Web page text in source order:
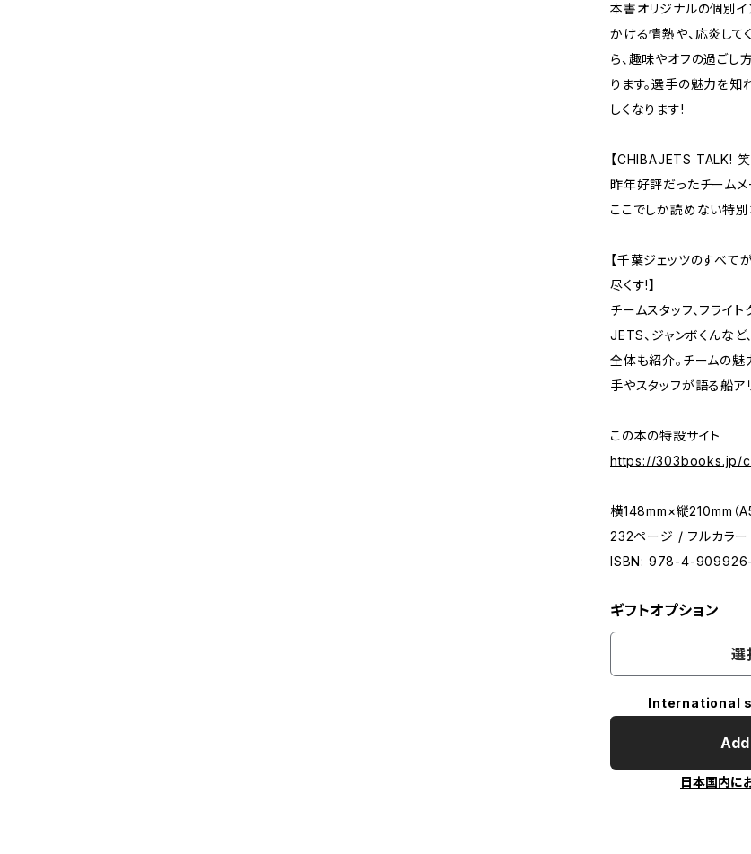
本書オリジナルの個別
かける情熱や、応炎して
ら、趣味やオフの過ごし
ります。選手の魅力を
しくなります!
【CHIBAJETS TALK! 笑
昨年好評だったチームメ
ここでしか読めない特
【千葉ジェッツのすべて
尽くす!】
チームスタッフ、フライ
JETS、ジャンボくんなど
全体も紹介。チームの魅
手やスタッフが語る船
この本の特設サイト
https://303books.jp/
横148mm×縦210mm（A5
232ページ / フルカラ
ISBN: 978-4-
ギフトオプション
選
International
日本国内に